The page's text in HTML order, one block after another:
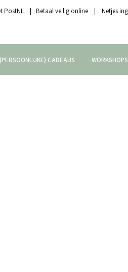
PostNL | Betaal veilig online | Netjes
(PERSOONLIJKE) CADEAUS WORKSHOPS